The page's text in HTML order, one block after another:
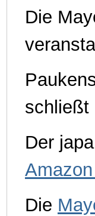
Die
schließt
Der
Die